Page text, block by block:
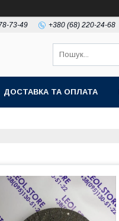
73-49 +380 (68) 220-24-68
ДОСТАВКА ТА ОПЛАТА